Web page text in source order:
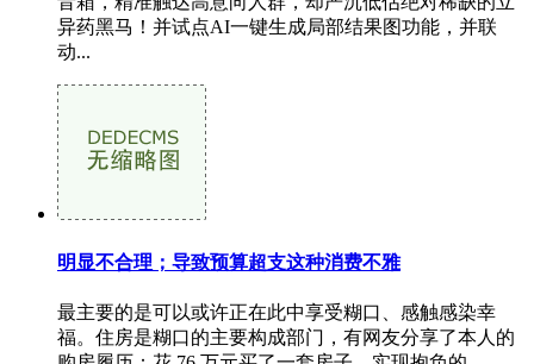
异药黑马！并试点AI一键生成局部结果图功能，并联
动...
明显不合理；导致预算超支这种消费不雅
最主要的是可以或许正在此中享受糊口、感触感染幸
福。住房是糊口的主要构成部门，有网友分享了本人的